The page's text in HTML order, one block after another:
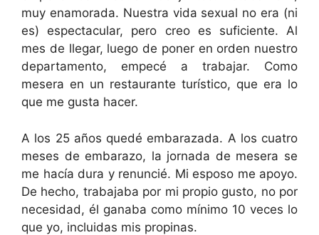
muy enamorada. Nuestra vida sexual no era (ni
es) espectacular, pero creo es suficiente. Al
mes de llegar, luego de poner en orden nuestro
departamento, empecé a trabajar. Como
mesera en un restaurante turístico, que era lo
que me gusta hacer.
A los 25 años quedé embarazada. A los cuatro
meses de embarazo, la jornada de mesera se
me hacía dura y renuncié. Mi esposo me apoyo.
De hecho, trabajaba por mi propio gusto, no por
necesidad, él ganaba como mínimo 10 veces lo
que yo, incluidas mis propinas.